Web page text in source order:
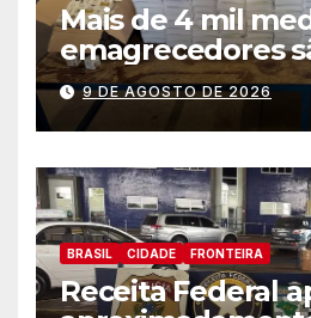
Mais de 4 mil
emagrecedores
apreendidos
Federal
9 DE AGOSTO DE 2026
BRASIL CIDADE FRONTEIRA
Receita Federal